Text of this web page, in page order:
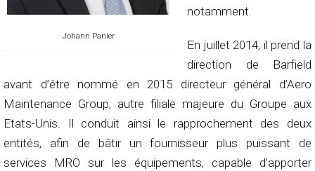
Johann Panier
notamment.
En juillet 2014, il prend la
direction de Barfield
avant d’être nommé en 2015 directeur général d’Aero
Maintenance Group, autre filiale majeure du Groupe aux
Etats-Unis. Il conduit ainsi le rapprochement des deux
entités, afin de bâtir un fournisseur plus puissant de
services MRO sur les équipements, capable d’apporter